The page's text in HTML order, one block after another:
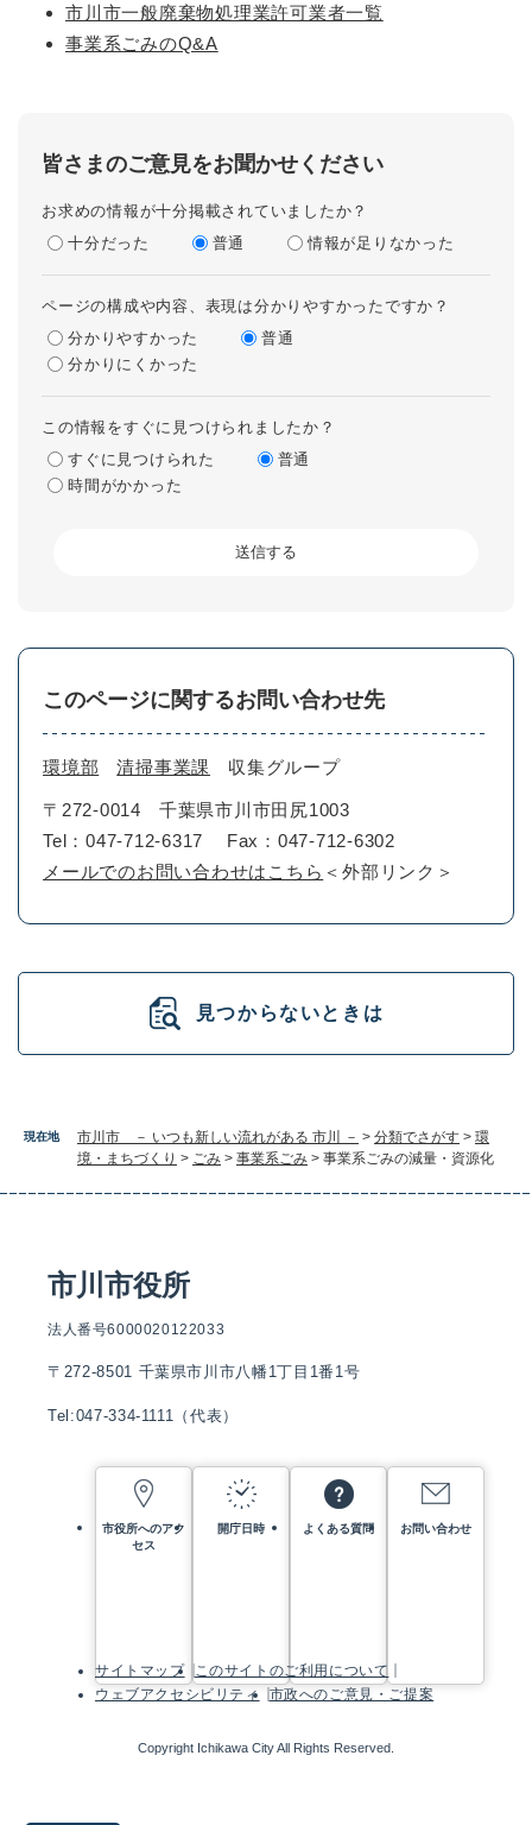
現在地 市川市 － いつも新しい流れがある 市川 － > 分類でさがす > 環
境・まちづくり > ごみ > 事業系ごみ > 事業系ごみの減量・資源化
市川市一般廃棄物処理業許可業者一覧
事業系ごみのQ&A
皆さまのご意見をお聞かせください
お求めの情報が十分掲載されていましたか？
十分だった
普通 情報が足りなかった
ページの構成や内容、表現は分かりやすかったですか？
分かりやすかった
普通
分かりにくかった
この情報をすぐに見つけられましたか？
すぐに見つけられた
普通
時間がかかった
このページに関するお問い合わせ先
環境部 清掃事業課 収集グループ
〒272-0014
千葉県市川市田尻1003
Tel：047-712-6317
Fax：047-712-6302
メールでのお問い合わせはこちら ＜外部リンク＞
見つからないときは
市川市役所
法人番号6000020122033
〒272-8501 千葉県市川市八幡1丁目1番1号
Tel:047-334-1111（代表）
市役所へのアク
セス
開庁日時 よくある質問 お問い合わせ
サイトマップ
このサイトのご利用について
ウェブアクセシビリティ
市政へのご意見・ご提案
Copyright Ichikawa City All Rights Reserved.